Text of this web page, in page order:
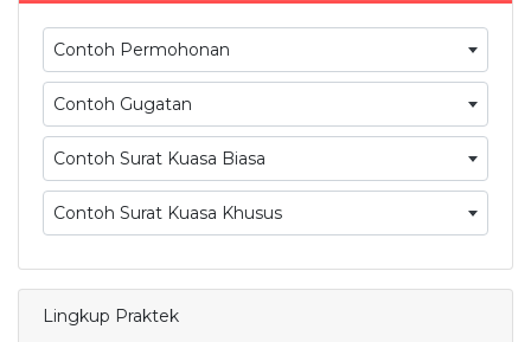
Contoh Permohonan
Contoh Gugatan
Contoh Surat Kuasa Biasa
Contoh Surat Kuasa Khusus
Lingkup Praktek